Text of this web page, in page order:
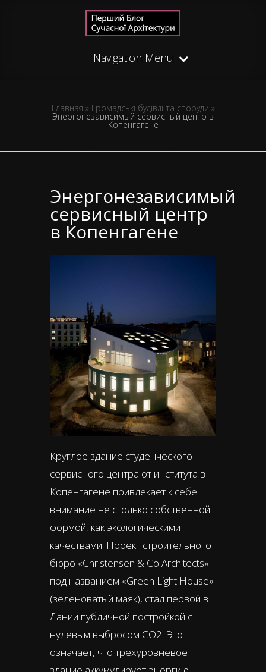
Navigation Menu
Главная » Громадські будівлі та споруди »
Энергонезависимый сервисный центр в
Копенгагене
Энергонезависимый
сервисный центр
в Копенгагене
Круглое здание студенческого
сервисного центра от института в
Копенгагене привлекает к себе
внимание не столько собственной
формой, как экологическими
качествами. Проект строительного
бюро «Christensen & Co Architects»
под названием «Green Light House»
(зеленоватый маяк), стал первой в
Дании публичной постройкой с
нулевым выбросом CO2. Это
означает, что трехуровневое